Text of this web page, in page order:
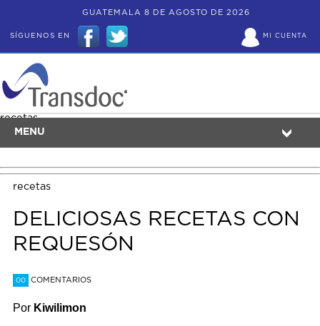
GUATEMALA 8 DE AGOSTO DE 2026
MI CUENTA
SÍGUENOS EN
MENU
recetas
recetas
DELICIOSAS RECETAS CON
REQUESÓN
00 COMENTARIOS
Por Kiwilimon